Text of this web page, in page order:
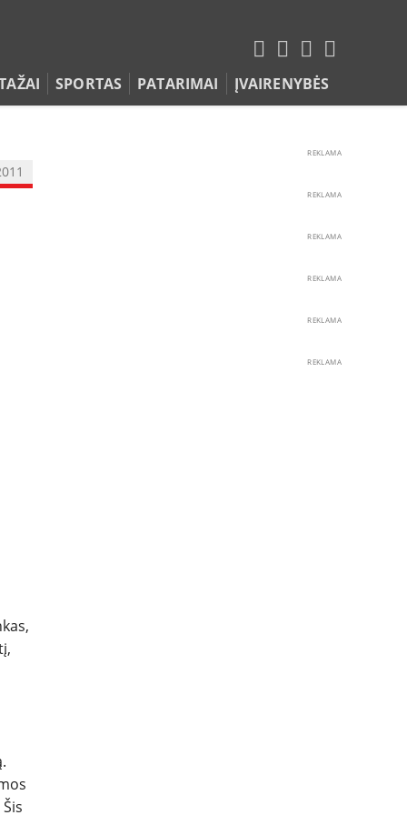
SPORTAS PATARIMAI ĮVAIRENYBĖS
REKLAMA
REKLAMA
REKLAMA
REKLAMA
REKLAMA
REKLAMA